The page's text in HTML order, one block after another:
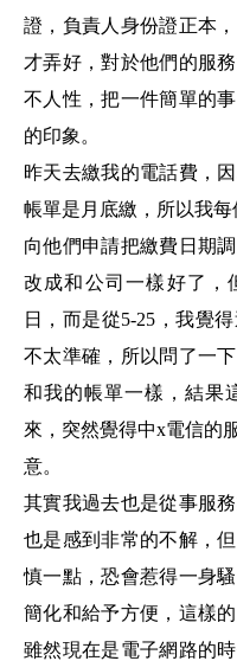
證，負責人身份證正本
才弄好，對於他們的服
不人性，把一件簡單的
的印象。
昨天去繳我的電話費，
帳單是月底繳，所以我
向他們申請把繳費日期
改成和公司一樣好了，
日，而是從5-25，我覺
不太準確，所以問了一
和我的帳單一樣，結果
來，突然覺得中x電信的
意。
其實我過去也是從事服
也是感到非常的不解，
慎一點，恐會惹得一身
簡化和給予方便，這樣
雖然現在是電子網路的